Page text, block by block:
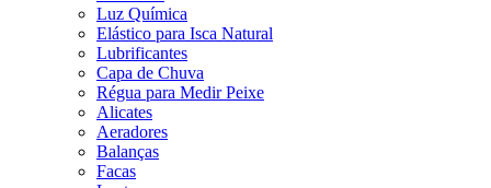
Luz Química
Elástico para Isca Natural
Lubrificantes
Capa de Chuva
Régua para Medir Peixe
Alicates
Aeradores
Balanças
Facas